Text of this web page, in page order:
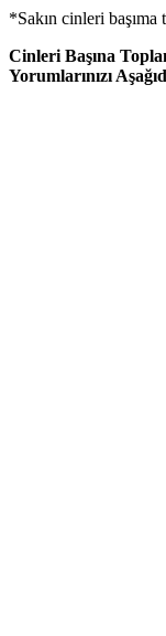
*Sakın cinleri başıma
Cinleri Başına
Yorumlarınızı